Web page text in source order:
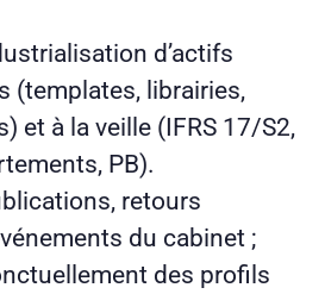
d’actifs
(templates, librairies,
et à la veille (IFRS 17/S2,
PB).
retours
du cabinet ;
des profils